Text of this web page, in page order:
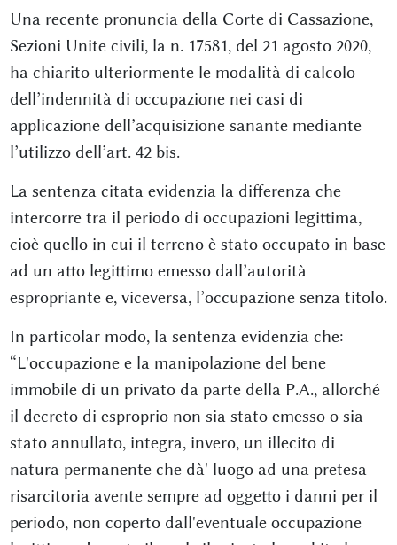
Una recente pronuncia della Corte di Cassazione,
Sezioni Unite civili, la n. 17581, del 21 agosto 2020,
ha chiarito ulteriormente le modalità di calcolo
dell’indennità di occupazione nei casi di
applicazione dell’acquisizione sanante mediante
l’utilizzo dell’art. 42 bis.
La sentenza citata evidenzia la differenza che
intercorre tra il periodo di occupazioni legittima,
cioè quello in cui il terreno è stato occupato in base
ad un atto legittimo emesso dall’autorità
espropriante e, viceversa, l’occupazione senza titolo.
In particolar modo, la sentenza evidenzia che:
“L'occupazione e la manipolazione del bene
immobile di un privato da parte della P.A., allorché
il decreto di esproprio non sia stato emesso o sia
stato annullato, integra, invero, un illecito di
natura permanente che dà' luogo ad una pretesa
risarcitoria avente sempre ad oggetto i danni per il
periodo, non coperto dall'eventuale occupazione